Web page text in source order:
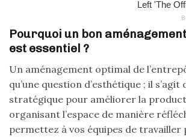
Pourquoi un bon
est essentiel ?
Un aménagement optimal de
qu’une question d’esthétique ; il s’agit
stratégique pour améliorer la
organisant l’espace de manière
permettez à vos équipes de travailler